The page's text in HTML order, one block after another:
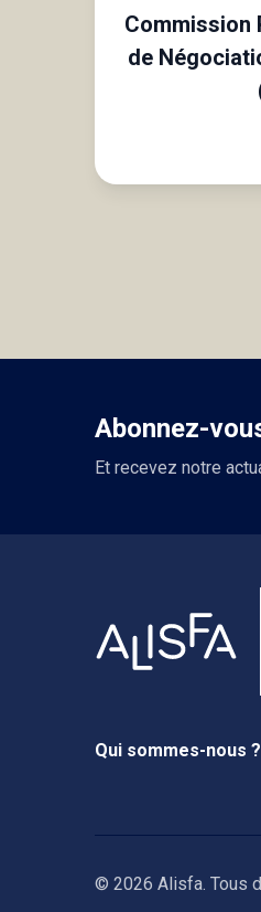
Commission
de
Abonnez-
Et recevez notre
Qui sommes-nous ?
© 2026 Alisfa. Tous